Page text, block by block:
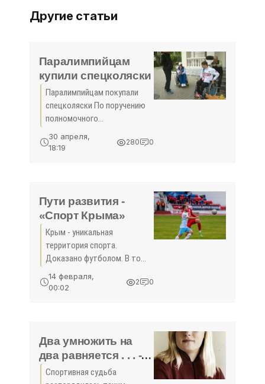
Другие статьи
Паралимпийцам
купили спецколяски
Паралимпийцам покупали
спецколяски По поручению
полномочного
Российской Федерации в
благотворительный фонд
«Корсунь» и два
30 апреля,
18:19
280 0
Пути развития -
«Спорт Крыма»
Крым - уникальная
территория спорта.
Доказано футболом. В то
уровне все ещё находятся в
УЕФА,
14 февраля,
00:02
2 0
Два умножить на
два равняется . . . -
«Спорт Крыма»
Спортивная судьба